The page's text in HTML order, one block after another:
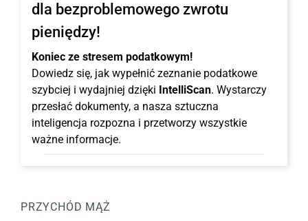
dla bezproblemowego zwrotu
pieniędzy!
Koniec ze stresem podatkowym!
Dowiedz się, jak wypełnić zeznanie podatkowe
szybciej i wydajniej dzięki IntelliScan. Wystarczy
przesłać dokumenty, a nasza sztuczna
inteligencja rozpozna i przetworzy wszystkie
ważne informacje.
PRZYCHÓD MĄŻ